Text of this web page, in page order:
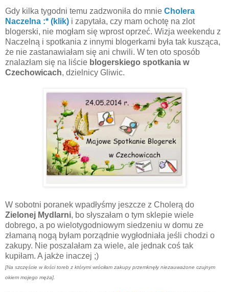
Gdy kilka tygodni temu zadzwoniła do mnie Cholera
Naczelna :* (klik) i zapytała, czy mam ochotę na zlot
blogerski, nie mogłam się wprost oprzeć. Wizja weekendu z
Naczelną i spotkania z innymi blogerkami była tak kusząca,
że nie zastanawiałam się ani chwili. W ten oto sposób
znalazłam się na liście blogerskiego spotkania w
Czechowicach, dzielnicy Gliwic.
W sobotni poranek wpadłyśmy jeszcze z Cholerą do
Zielonej Mydlarni, bo słyszałam o tym sklepie wiele
dobrego, a po wielotygodniowym siedzeniu w domu ze
złamaną nogą byłam porządnie wygłodniała jeśli chodzi o
zakupy. Nie poszalałam za wiele, ale jednak coś tak
kupiłam. A jakże inaczej ;)
[Na szczęście w ilości toreb z którymi wróciłam zakupy przemknęły niezauważone czujnym
okiem mojego męża].